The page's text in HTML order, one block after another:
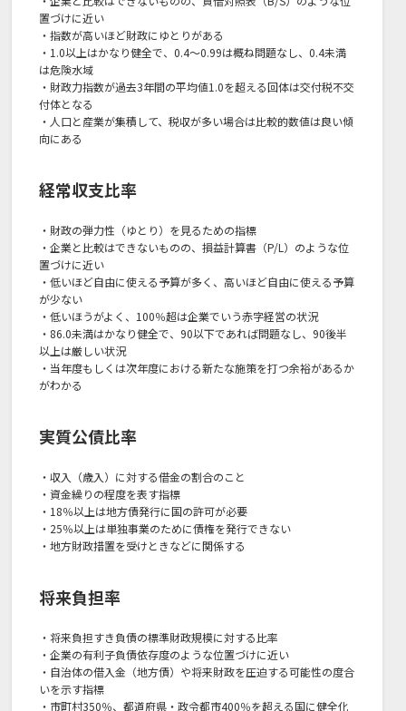
置づけに近い
・指数が高いほど財政にゆとりがある
・1.0以上はかなり健全で、0.4～0.99は概ね問題なし、0.4未満
は危険水域
・財政力指数が過去3年間の平均値1.0を超える回体は交付税不交
付体となる
・人口と産業が集積して、税収が多い場合は比較的数値は良い傾
向にある
経常収支比率
・財政の弾力性（ゆとり）を見るための指標
・企業と比較はできないものの、損益計算書（P/L）のような位
置づけに近い
・低いほど自由に使える予算が多く、高いほど自由に使える予算
が少ない
・低いほうがよく、100％超は企業でいう赤字経営の状況
・86.0未満はかなり健全で、90以下であれば問題なし、90後半
以上は厳しい状況
・当年度もしくは次年度における新たな施策を打つ余裕があるか
がわかる
実質公債比率
・収入（歳入）に対する借金の割合のこと
・資金繰りの程度を表す指標
・18％以上は地方債発行に国の許可が必要
・25％以上は単独事業のために債権を発行できない
・地方財政措置を受けときなどに関係する
将来負担率
・将来負担すき負債の標準財政規模に対する比率
・企業の有利子負債依存度のような位置づけに近い
・自治体の借入金（地方債）や将来財政を圧迫する可能性の度合
いを示す指標
・市町村350％、都道府県・政令都市400％を超える国に健全化